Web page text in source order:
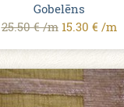
Gobelēns
25.50 € /m 15.30 € /m